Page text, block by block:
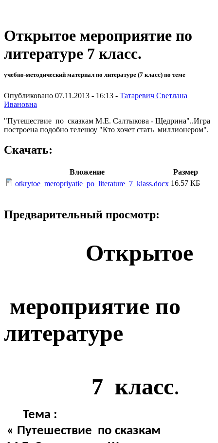
Открытое мероприятие по
литературе 7 класс.
учебно-методический материал по литературе (7 класс) по теме
Опубликовано 07.11.2013 - 16:13 - Татаревич Светлана
Ивановна
"Путешествие по сказкам М.Е. Салтыкова - Щедрина"..Игра
построена подобно телешоу "Кто хочет стать миллионером".
Скачать:
Вложение
Размер
otkrytoe_meropriyatie_po_literature_7_klass.docx 16.57 КБ
Предварительный просмотр:
Открытое
мероприятие по
литературе
7 класс.
Тема :
« Путешествие по сказкам